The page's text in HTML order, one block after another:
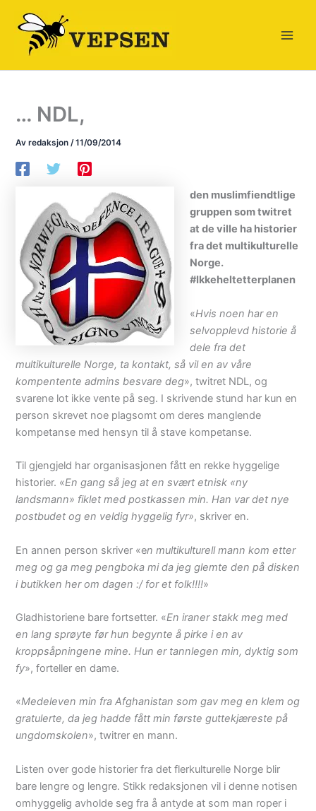
innholdet
… NDL,
Av redaksjon/11/09/2014
den muslimfiendtlige
gruppen som twitret
at de ville ha historier
fra det multikulturelle
Norge.
#Ikkeheltetterplanen
«Hvis noen har en
selvopplevd historie å
dele fra det
multikulturelle Norge, ta kontakt, så vil en av våre
kompentente admins besvare deg», twitret NDL, og
svarene lot ikke vente på seg. I skrivende stund har kun en
person skrevet noe plagsomt om deres manglende
kompetanse med hensyn til å stave kompetanse.
Til gjengjeld har organisasjonen fått en rekke hyggelige
historier. «En gang så jeg at en svært etnisk «ny
landsmann» fiklet med postkassen min. Han var det nye
postbudet og en veldig hyggelig fyr», skriver en.
En annen person skriver «en multikulturell mann kom etter
meg og ga meg pengboka mi da jeg glemte den på disken
i butikken her om dagen :/ for et folk!!!!»
Gladhistoriene bare fortsetter. «En iraner stakk meg med
en lang sprøyte før hun begynte å pirke i en av
kroppsåpningene mine. Hun er tannlegen min, dyktig som
fy», forteller en dame.
«Medeleven min fra Afghanistan som gav meg en klem og
gratulerte, da jeg hadde fått min første guttekjæreste på
ungdomskolen», twitrer en mann.
Listen over gode historier fra det flerkulturelle Norge blir
bare lengre og lengre. Stikk redaksjonen vil i denne notisen
omhyggelig avholde seg fra å antyde at som man roper i